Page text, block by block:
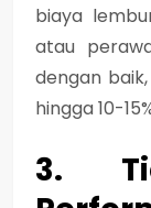
biaya
atau
dengan
hingga 10-
3.